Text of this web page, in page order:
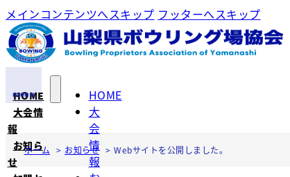
メインコンテンツへスキップ フッターへスキップ
HOME
大会情
報
お知ら
せ
HOME
大
会
情
報
ホーム お知らせ Webサイトを公開しました。